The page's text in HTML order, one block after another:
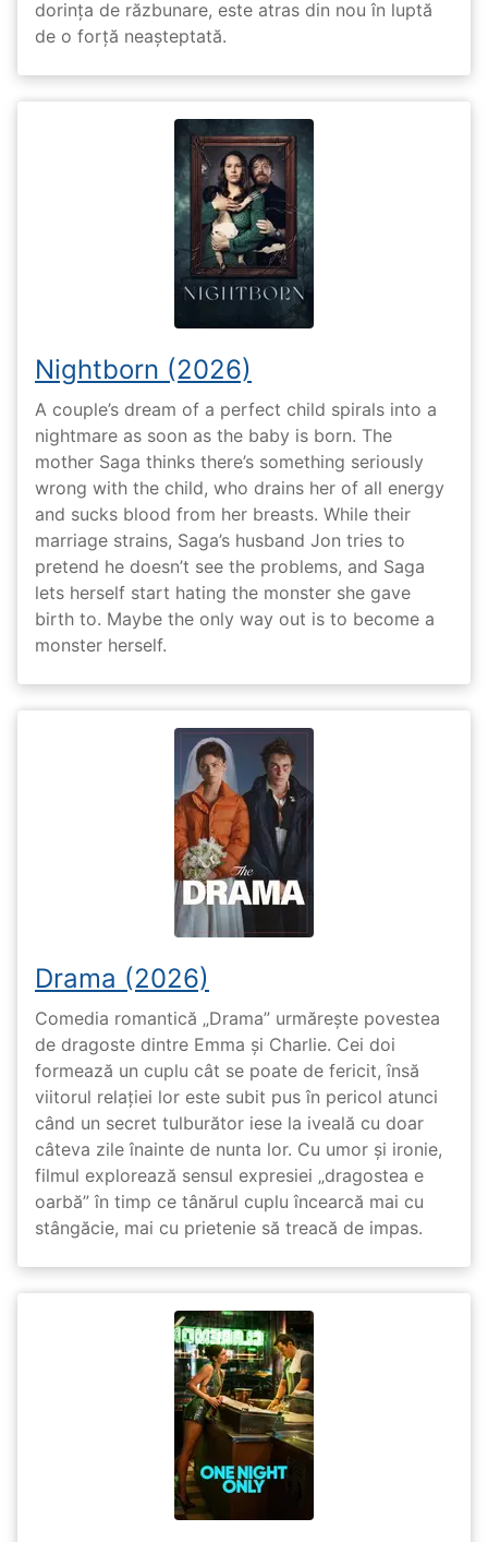
dorința de răzbunare, este atras din nou în luptă
de o forță neașteptată.
Nightborn (2026)
A couple’s dream of a perfect child spirals into a
nightmare as soon as the baby is born. The
mother Saga thinks there’s something seriously
wrong with the child, who drains her of all energy
and sucks blood from her breasts. While their
marriage strains, Saga’s husband Jon tries to
pretend he doesn’t see the problems, and Saga
lets herself start hating the monster she gave
birth to. Maybe the only way out is to become a
monster herself.
Drama (2026)
Comedia romantică „Drama” urmărește povestea
de dragoste dintre Emma și Charlie. Cei doi
formează un cuplu cât se poate de fericit, însă
viitorul relației lor este subit pus în pericol atunci
când un secret tulburător iese la iveală cu doar
câteva zile înainte de nunta lor. Cu umor și ironie,
filmul explorează sensul expresiei „dragostea e
oarbă” în timp ce tânărul cuplu încearcă mai cu
stângăcie, mai cu prietenie să treacă de impas.